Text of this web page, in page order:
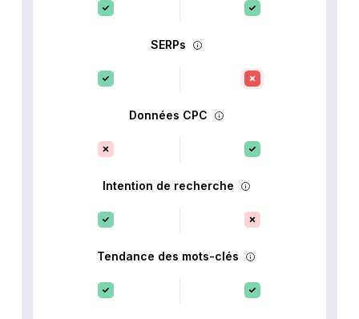
SERPs
Données CPC
Intention de recherche
Tendance des mots-clés